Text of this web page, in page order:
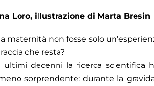
Loro, illustrazione di Marta Bresin
maternità non fosse solo
che resta?
ultimi decenni la ricerca scientifica
sorprendente: durante la